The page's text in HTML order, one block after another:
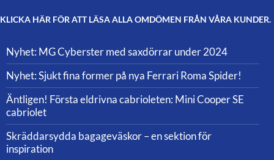
KLICKA HÄR FÖR ATT LÄSA ALLA OMDÖMEN FRÅN VÅRA KUNDER.
Nyhet: MG Cyberster med saxdörrar under 2024
Nyhet: Sjukt fina former på nya Ferrari Roma Spider!
Äntligen! Första eldrivna cabrioleten: Mini Cooper SE
cabriolet
Skräddarsydda bagageväskor – en sektion för
inspiration